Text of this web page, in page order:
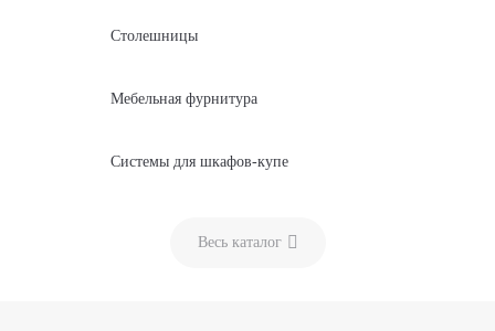
Столешницы
Мебельная фурнитура
Системы для шкафов-купе
Весь каталог